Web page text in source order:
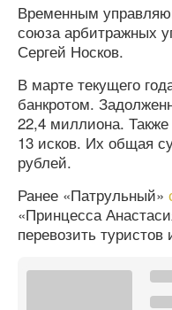
Временным
союза арбитражных
Сергей Носков.
В марте текущего
банкротом.
22,4 миллиона.
13 исков. Их общая
рублей.
Ранее «Патрульный»
«Принцесса
перевозить